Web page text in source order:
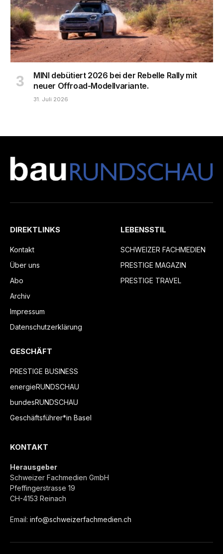
MINI debütiert 2026 bei der Rebelle Rally mit
neuer Offroad-Modellvariante.
31. Juli 2026
DIREKTLINKS
Kontakt
Über uns
Abo
Archiv
Impressum
Datenschutzerklärung
LEBENSSTIL
SCHWEIZER FACHMEDIEN
PRESTIGE MAGAZIN
PRESTIGE TRAVEL
GESCHÄFT
PRESTIGE BUSINESS
energieRUNDSCHAU
bundesRUNDSCHAU
Geschäftsführer*in Basel
KONTAKT
Herausgeber
Schweizer Fachmedien GmbH
Pfeffingerstrasse 19
CH-4153 Reinach
Email: info@schweizerfachmedien.ch